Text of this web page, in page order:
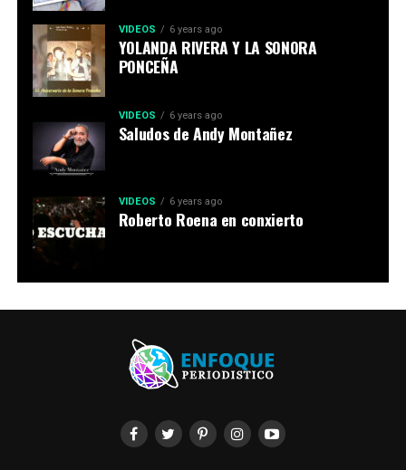
VIDEOS 6 years ago
YOLANDA RIVERA Y LA SONORA
PONCEÑA
VIDEOS 6 years ago
Saludos de Andy Montañez
VIDEOS 6 years ago
Roberto Roena en conxierto